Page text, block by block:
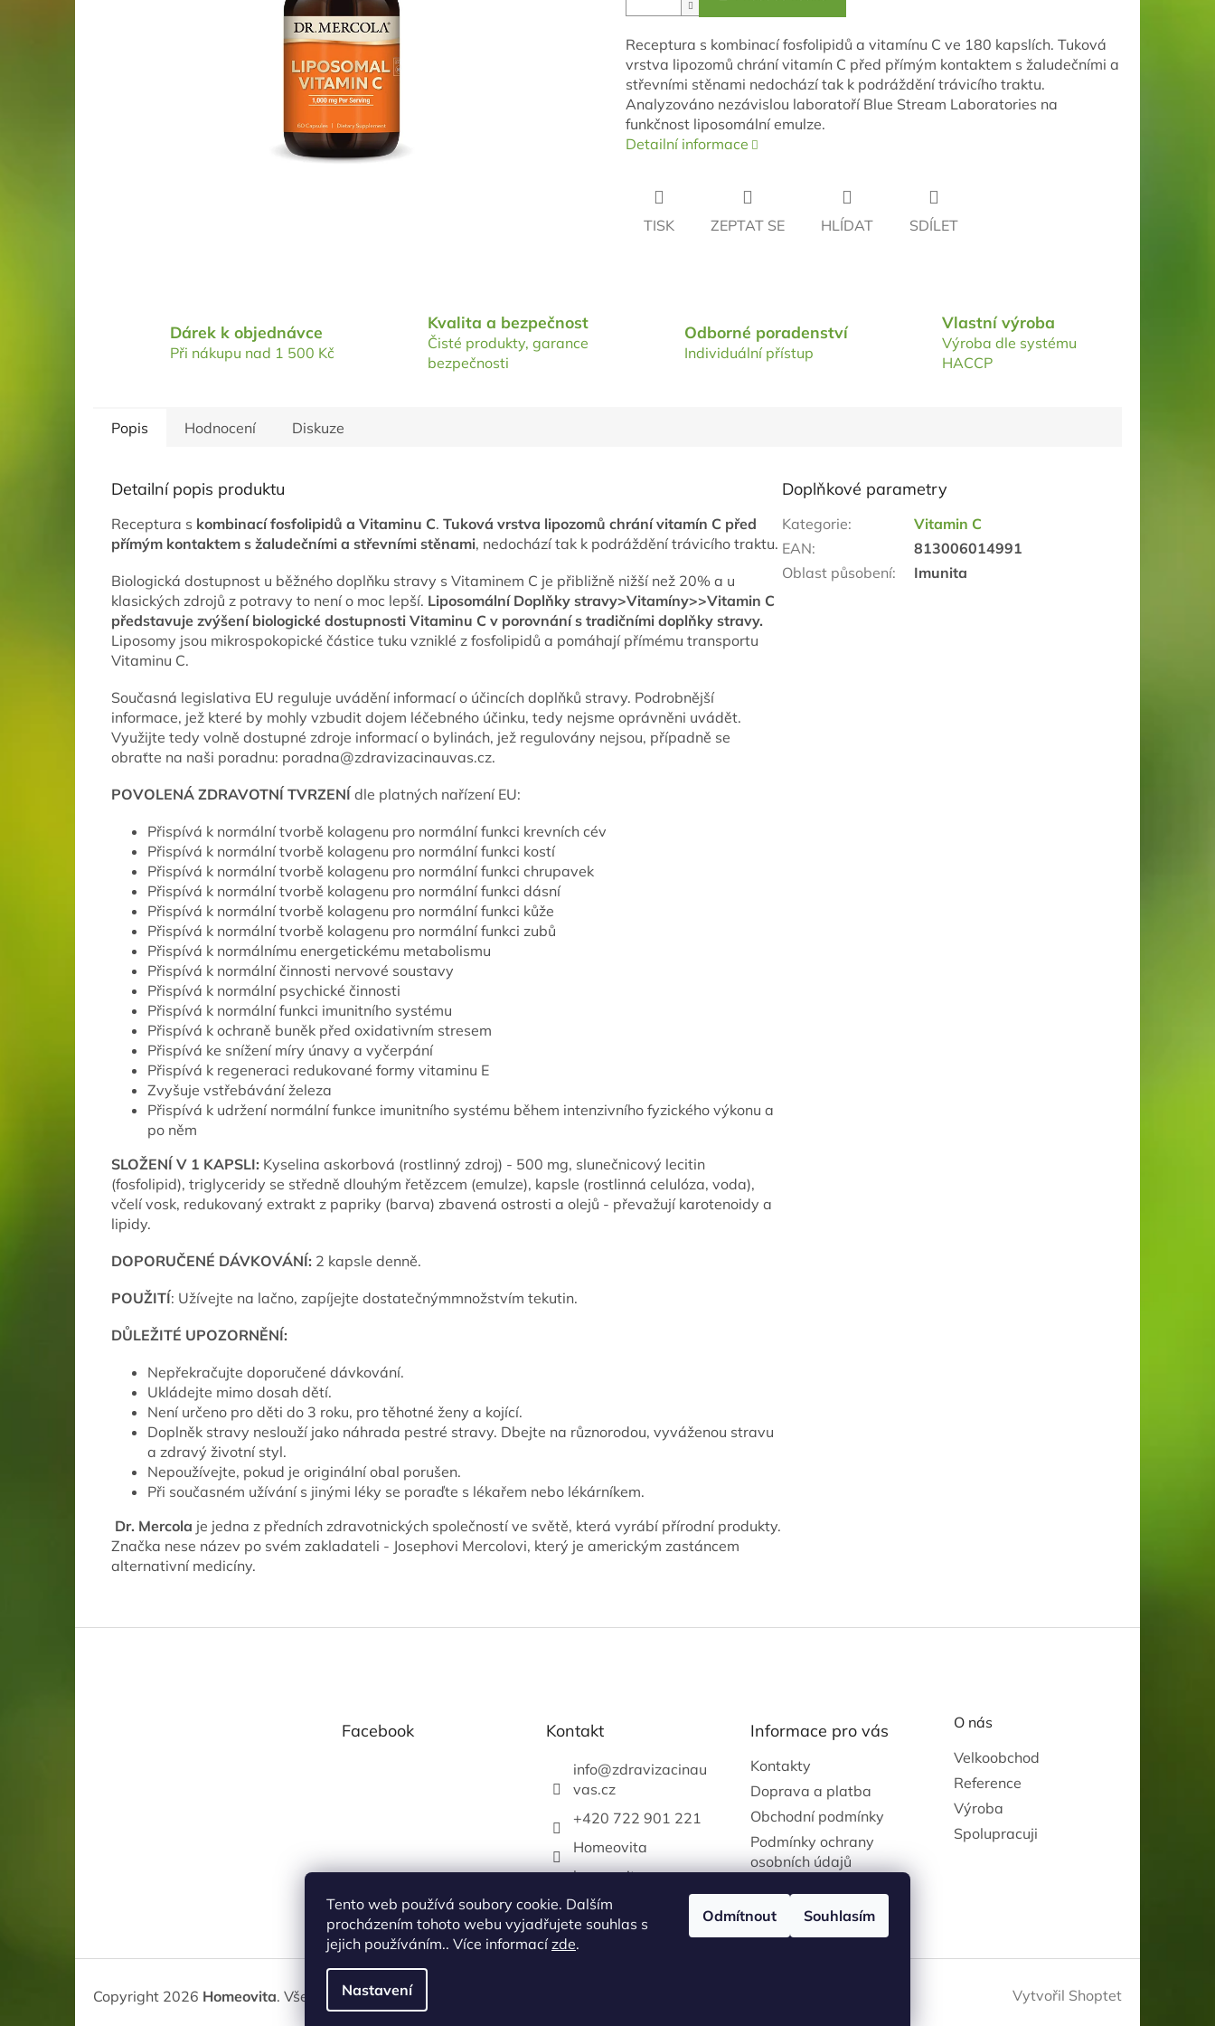
Tento web používá soubory cookie. Dalším
procházením tohoto webu vyjadřujete souhlas s
jejich používáním.. Více informacízde.
Nastavení
Odmítnout Souhlasím
Receptura s kombinací fosfolipidů a vitamínu C ve 180 kapslích. Tuková
vrstva lipozomů chrání vitamín C před přímým kontaktem s žaludečními a
střevními stěnami nedochází tak k podráždění trávicího traktu.
Analyzováno nezávislou laboratoří Blue Stream Laboratories na
funkčnost liposomální emulze.
Detailní informace
TISK ZEPTAT SE HLÍDAT SDÍLET
Dárek k objednávce
Při nákupu nad 1 500 Kč
Kvalita a bezpečnost
Čisté produkty, garance
bezpečnosti
Odborné poradenství
Individuální přístup
Vlastní výroba
Výroba dle systému
HACCP
Popis Hodnocení Diskuze
Detailní popis produktu
Receptura s kombinací fosfolipidů a Vitaminu C. Tuková vrstva lipozomů chrání vitamín C před
přímým kontaktem s žaludečními a střevními stěnami, nedochází tak k podráždění trávicího traktu.
Biologická dostupnost u běžného doplňku stravy s Vitaminem C je přibližně nižší než 20% a u
klasických zdrojů z potravy to není o moc lepší. Liposomální Doplňky stravy>Vitamíny>>Vitamin C
představuje zvýšení biologické dostupnosti Vitaminu C v porovnání s tradičními doplňky stravy.
Liposomy jsou mikrospokopické částice tuku vzniklé z fosfolipidů a pomáhají přímému transportu
Vitaminu C.
Současná legislativa EU reguluje uvádění informací o účincích doplňků stravy. Podrobnější
informace, jež které by mohly vzbudit dojem léčebného účinku, tedy nejsme oprávněni uvádět.
Využijte tedy volně dostupné zdroje informací o bylinách, jež regulovány nejsou, případně se
obraťte na naši poradnu: poradna@zdravizacinauvas.cz.
POVOLENÁ ZDRAVOTNÍ TVRZENÍ dle platných nařízení EU:
Přispívá k normální tvorbě kolagenu pro normální funkci krevních cév
Přispívá k normální tvorbě kolagenu pro normální funkci kostí
Přispívá k normální tvorbě kolagenu pro normální funkci chrupavek
Přispívá k normální tvorbě kolagenu pro normální funkci dásní
Přispívá k normální tvorbě kolagenu pro normální funkci kůže
Přispívá k normální tvorbě kolagenu pro normální funkci zubů
Přispívá k normálnímu energetickému metabolismu
Přispívá k normální činnosti nervové soustavy
Přispívá k normální psychické činnosti
Přispívá k normální funkci imunitního systému
Přispívá k ochraně buněk před oxidativním stresem
Přispívá ke snížení míry únavy a vyčerpání
Přispívá k regeneraci redukované formy vitaminu E
Zvyšuje vstřebávání železa
Přispívá k udržení normální funkce imunitního systému během intenzivního fyzického výkonu a
po něm
SLOŽENÍ V 1 KAPSLI: Kyselina askorbová (rostlinný zdroj) - 500 mg, slunečnicový lecitin
(fosfolipid), triglyceridy se středně dlouhým řetězcem (emulze), kapsle (rostlinná celulóza, voda),
včelí vosk, redukovaný extrakt z papriky (barva) zbavená ostrosti a olejů - převažují karotenoidy a
lipidy.
DOPORUČENÉ DÁVKOVÁNÍ: 2 kapsle denně.
POUŽITÍ: Užívejte na lačno, zapíjejte dostatečnýmmnožstvím tekutin.
DŮLEŽITÉ UPOZORNĚNÍ:
Nepřekračujte doporučené dávkování.
Ukládejte mimo dosah dětí.
Není určeno pro děti do 3 roku, pro těhotné ženy a kojící.
Doplněk stravy neslouží jako náhrada pestré stravy. Dbejte na různorodou, vyváženou stravu
a zdravý životní styl.
Nepoužívejte, pokud je originální obal porušen.
Při současném užívání s jinými léky se poraďte s lékařem nebo lékárníkem.
Dr. Mercola je jedna z předních zdravotnických společností ve světě, která vyrábí přírodní produkty.
Značka nese název po svém zakladateli - Josephovi Mercolovi, který je americkým zastáncem
alternativní medicíny.
Doplňkové parametry
Kategorie:
Vitamin C
EAN:
813006014991
Oblast působení: Imunita
Facebook Kontakt
info@zdravizacinau
vas.cz
+420 722 901 221
Homeovita
homeovitacz
katerina.vejrychova
+420722901221
Informace pro vás
Kontakty
Doprava a platba
Obchodní podmínky
Podmínky ochrany
osobních údajů
O nás
Velkoobchod
Reference
Výroba
Spolupracuji
Vytvořil Shoptet
Copyright 2026 Homeovita. Všechna práva vyhrazena.